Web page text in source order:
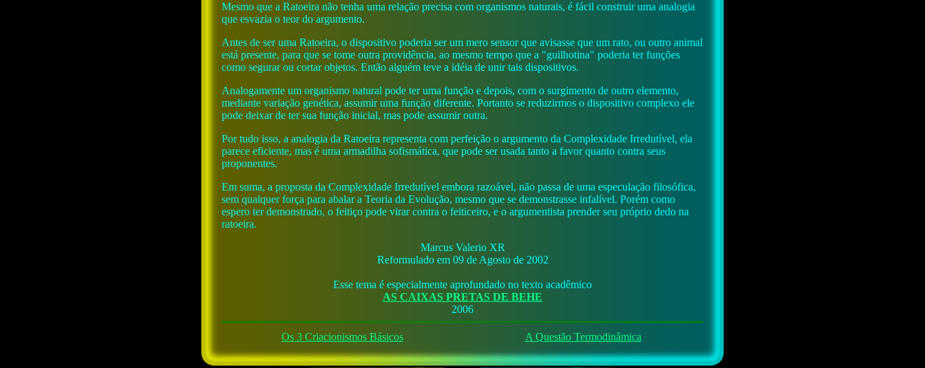
Mesmo que a Ratoeira não tenha uma relação precisa com organismos naturais, é fácil construir uma analogia
que esvazia o teor do argumento.
Antes de ser uma Ratoeira, o dispositivo poderia ser um mero sensor que avisasse que um rato, ou outro animal
está presente, para que se tome outra providência, ao mesmo tempo que a "guilhotina" poderia ter funções
como segurar ou cortar objetos. Então alguém teve a idéia de unir tais dispositivos.
Analogamente um organismo natural pode ter uma função e depois, com o surgimento de outro elemento,
mediante variação genética, assumir uma função diferente. Portanto se reduzirmos o dispositivo complexo ele
pode deixar de ter sua função inicial, mas pode assumir outra.
Por tudo isso, a analogia da Ratoeira representa com perfeição o argumento da Complexidade Irredutível, ela
parece eficiente, mas é uma armadilha sofismática, que pode ser usada tanto a favor quanto contra seus
proponentes.
Em suma, a proposta da Complexidade Irredutível embora razoável, não passa de uma especulação filosófica,
sem qualquer força para abalar a Teoria da Evolução, mesmo que se demonstrasse infalível. Porém como
espero ter demonstrado, o feitiço pode virar contra o feiticeiro, e o argumentista prender seu próprio dedo na
ratoeira.
Marcus Valerio XR
Reformulado em 09 de Agosto de 2002
Esse tema é especialmente aprofundado no texto acadêmico
AS CAIXAS PRETAS DE BEHE
2006
Os 3 Criacionismos Básicos A Questão Termodinâmica